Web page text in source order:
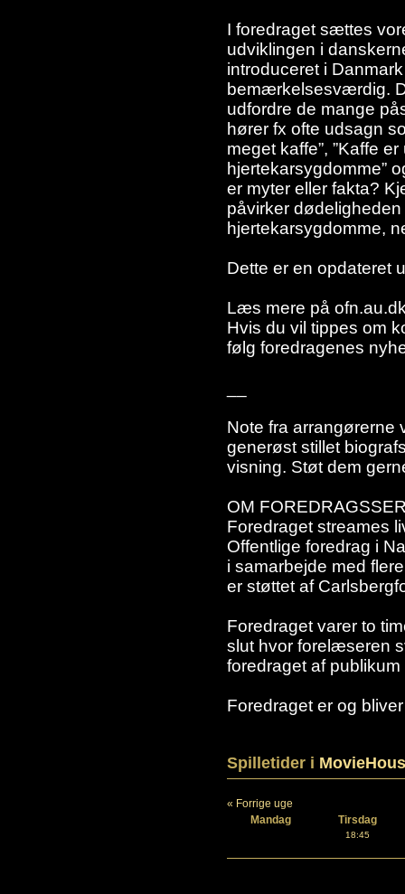
I foredraget sættes
udviklingen i
introduceret i
bemærkelsesværdig.
udfordre de mange
hører fx ofte udsagn
meget kaffe”, ”Kaffe
hjertekarsygdomme”
er myter eller fakta?
påvirker
hjertekarsygdomme,
Dette er en opdateret
Læs mere på
Hvis du vil tippes om
følg foredragenes
Note fra arrangørerne
generøst stillet
visning. Støt dem
OM
Foredraget streames
Offentlige foredrag i
i samarbejde med
er støttet af
Foredraget varer to
slut hvor forelæseren
foredraget af publikum
Foredraget er og
Spilletider i
« Forrige uge
Mandag
Tirsdag
18:45